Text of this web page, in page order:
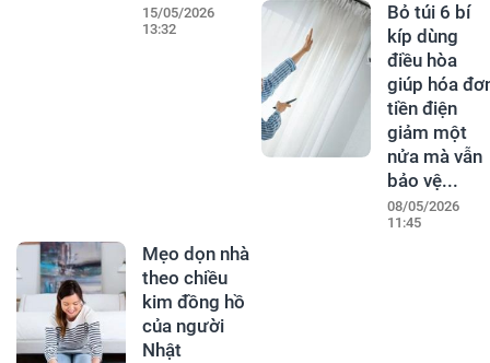
15/05/2026
13:32
Bỏ túi 6 bí
kíp dùng
điều hòa
giúp hóa
tiền điện
giảm một
nửa mà vẫn
bảo vệ...
08/05/2026
11:45
Mẹo dọn nhà
theo chiều
kim đồng hồ
của người
Nhật